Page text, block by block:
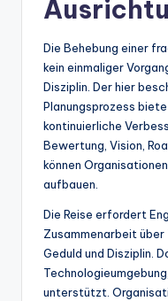
Die Behebung einer
kein einmaliger
Disziplin. Der hier
Planungsprozess
kontinuierliche
Bewertung, Vision,
können
aufbauen.
Die Reise erfordert
Zusammenarbeit über
Geduld und Disziplin.
unterstützt.